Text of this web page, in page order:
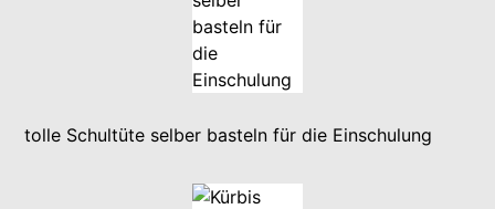
tolle Schultüte selber basteln für die Einschulung